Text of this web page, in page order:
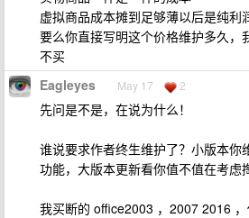
虚拟商品成本摊到足够薄以后是纯利
要么你直接写明这个价格维护多久，
不买
Eagleyes May 17 2
先问是不是，在说为什么！
谁说要求作者终生维护了？小版本你
功能，大版本更新看你值不值在考虑
我买断的 office2003 ，2007 2016